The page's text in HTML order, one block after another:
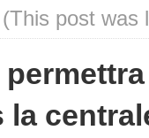
(This post was
la